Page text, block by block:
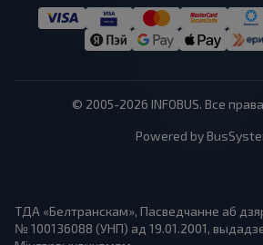
© 2005-2026 INFOBUS. Все
Powered by
ТДА «Белтранскам», Пасведчанне аб
№ 100136088 (УНП) ад 19.01.2001,